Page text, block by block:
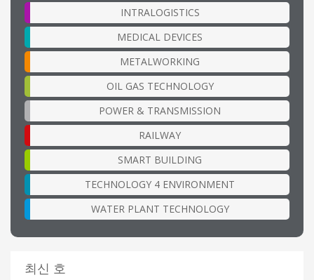
INTRALOGISTICS
MEDICAL DEVICES
METALWORKING
OIL GAS TECHNOLOGY
POWER & TRANSMISSION
RAILWAY
SMART BUILDING
TECHNOLOGY 4 ENVIRONMENT
WATER PLANT TECHNOLOGY
최신 호